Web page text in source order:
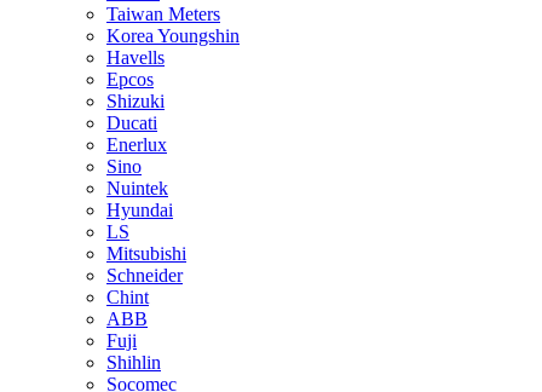
Taiwan Meters
Korea Youngshin
Havells
Epcos
Shizuki
Ducati
Enerlux
Sino
Nuintek
Hyundai
LS
Mitsubishi
Schneider
Chint
ABB
Fuji
Shihlin
Socomec